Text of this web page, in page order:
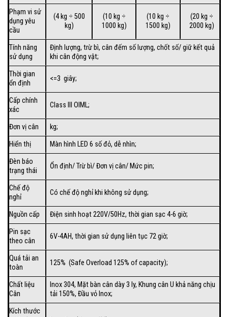
Phạm vi sử
dụng yêu
cầu
(4 kg ÷ 500
kg)
(10 kg ÷
1000 kg)
(10 kg ÷
1500 kg)
(20 kg ÷
2000 kg)
Tính năng
sử dụng
Định lượng, trừ bì, cân đếm số lượng, chốt số/ giữ kết quả
khi cân động vật;
Thời gian
ổn định
<=3 giây;
Cấp chính
xác
Class III OIML;
Đơn vị cân
kg;
Hiển thị
Màn hình LED 6 số đỏ, dễ nhìn;
Đèn báo
trạng thái
Ổn định/ Trừ bì/ Đơn vị cân/ Mức pin;
Chế độ
nghỉ
Có chế độ nghỉ khi không sử dụng;
Nguồn cấp
Điện sinh hoạt 220V/50Hz, thời gian sạc 4-6 giờ;
Pin sạc
theo cân
6V-4AH, thời gian sử dụng liên tục 72 giờ;
Quá tải an
toàn
125% (Safe Overload 125% of capacity);
Chất liệu
Cân
Inox 304, Mặt bàn cân dày 3 ly, Khung cân U khả năng chịu
tải 150%, Đầu vỏ Inox;
Kích thước